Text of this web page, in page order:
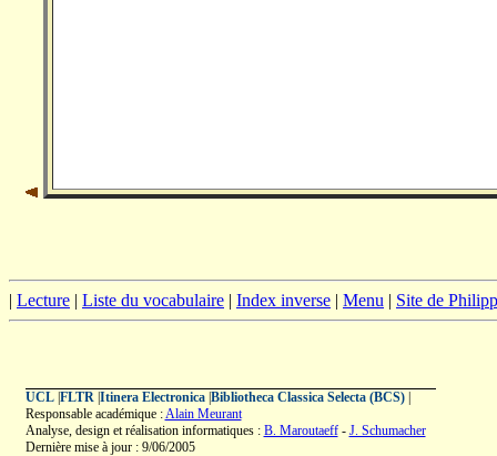
| Lecture | Liste du vocabulaire | Index inverse | Menu | Site de
UCL| FLTR| Itinera Electronica| Bibliotheca Classica Selecta (BCS)|
Responsable académique :Alain Meurant
Analyse, design et réalisation informatiques : B. Maroutaeff- J. Schumacher
Dernière mise à jour : 9/06/2005